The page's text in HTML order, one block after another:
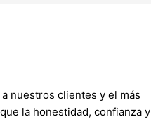
nuestros clientes y el más
la honestidad, confianza y